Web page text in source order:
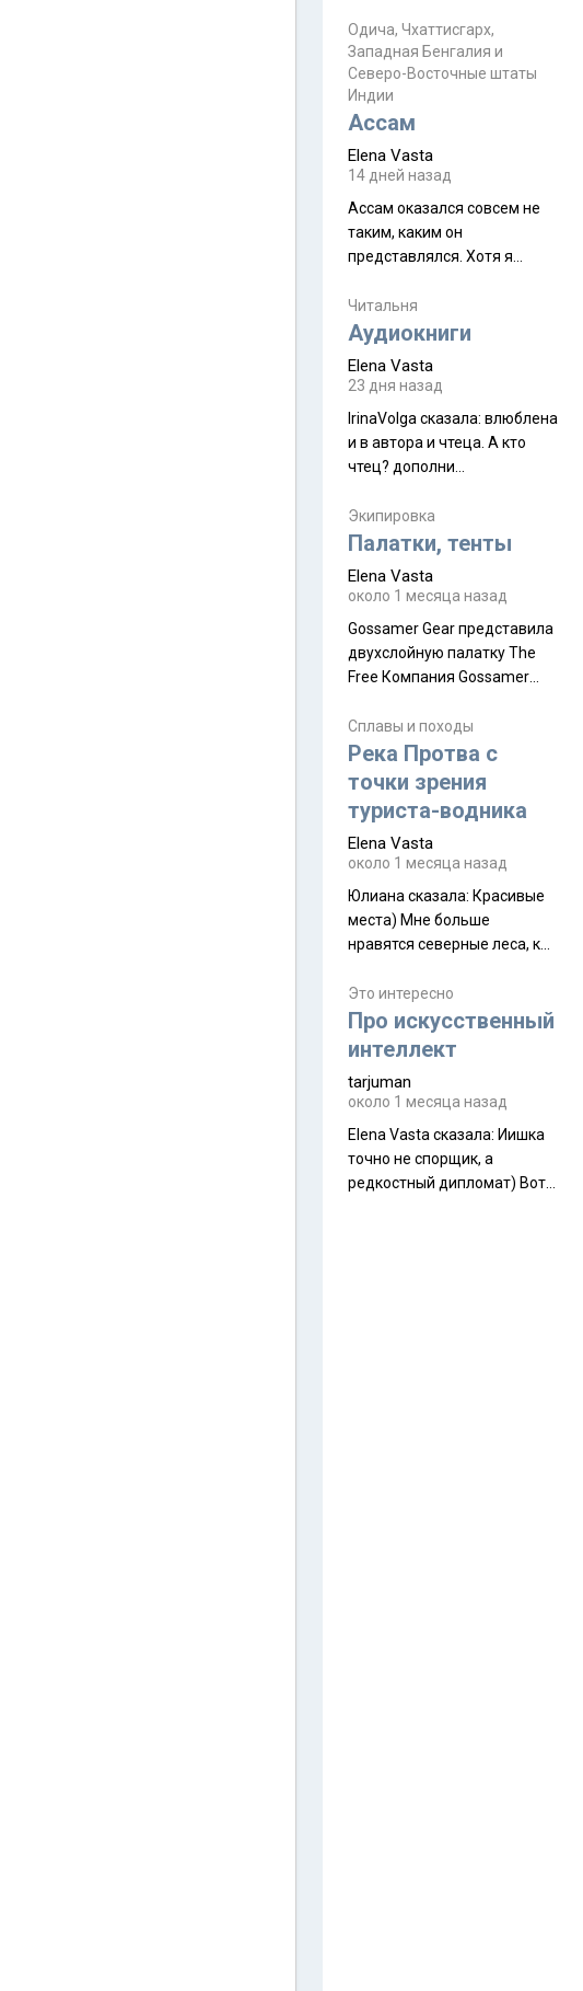
Пока
Прочитайте! У моих двух
знакомых вот так увели
аккаунты
Одича, Чхаттисгарх,
Западная Бенгалия и
Северо-Восточные штаты
Индии
Ассам
Elena Vasta
14 дней назад
Ассам оказался совсем не
таким, каким он
представлялся. Хотя я
краешек, но все же схватила
ауру штата, как-то он меня
природа, мягкие
такая как бы переходная
ступень между привычной
нам Индией и остальными
надеюсь увидеть.
Читальня
Аудиокниги
Elena Vasta
23 дня назад
IrinaVolga сказалa: влюблена
и в автора и чтеца. А кто
чтец? дополни
Экипировка
Палатки, тенты
Elena Vasta
около 1 месяца назад
Gossamer Gear представила
двухслойную палатку The
Free Компания Gossamer
туристическую палатку The
Free, которая стала первой
ультралегкой моделью в
ассортименте
производителя. Новинка
получила двухслойную
конструкцию с отдельным
внешним тентом и сетчатой
внутренней палаткой, а ее
комплектации составляет
около 845 г. Палатка весит
менее
Сплавы и походы
Река Протва с
точки зрения
туриста-водника
Elena Vasta
около 1 месяца назад
Юлиана сказалa: Красивые
места) Мне больше
нравятся северные леса, как
южной тайги
Это интересно
Про искусственный
интеллект
tarjuman
около 1 месяца назад
Elena Vasta сказалa: Иишка
точно не спорщик, а
редкостный дипломат) Вот,